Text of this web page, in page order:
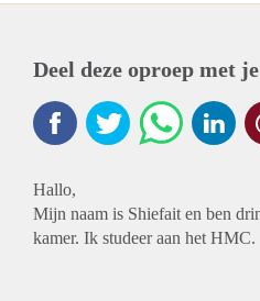
Deel deze oproep met
Hallo,
Mijn naam is Shiefait en ben
kamer. Ik studeer aan het HMC.